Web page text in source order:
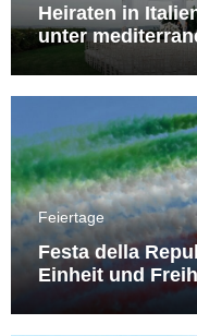
Heiraten in
unter
Feiertage
Festa della
Einheit und